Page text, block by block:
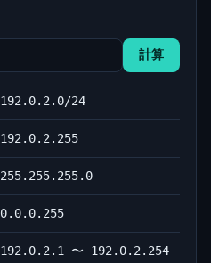
計算
192.0.2.0/24
192.0.2.255
255.255.255.0
0.0.0.255
192.0.2.1 〜 192.0.2.254